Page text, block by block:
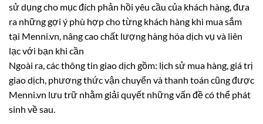
sử dụng cho mục đích phản hồi yêu cầu của khách hàng, đưa
ra những gợi ý‎ phù hợp cho từng khách hàng khi mua sắm
tại Menni.vn, nâng cao chất lượng hàng hóa dịch vụ và liên
lạc với bạn khi cần
Ngoài ra, các thông tin giao dịch gồm: lịch sử mua hàng, giá trị
giao dịch, phương thức vận chuyển và thanh toán cũng được
Menni.vn lưu trữ nhằm giải quyết những vấn đề có thể phát
sinh về sau.